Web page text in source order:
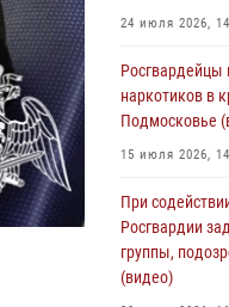
Росгвардейцы
(видео)
31 июля 2026,
В Главном
юбилею
общественной
правопорядка
24 июля 2026,
Росгвардейцы
наркотиков в
Подмосковье
15 июля 2026,
При
Росгвардии
группы,
(видео)